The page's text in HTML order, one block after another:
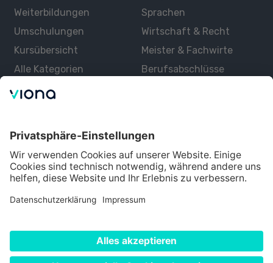
Weiterbildungen
Umschulungen
Kursübersicht
Alle Kategorien
Sprachen
Wirtschaft & Recht
Meister & Fachwirte
Berufsabschlüsse
Über uns
Lernen mit Viona
Alle Partner
Partner werden
Impressum